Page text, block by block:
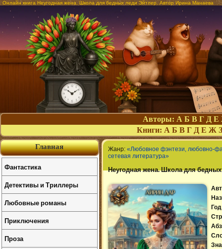
Онлайн книга Неугодная жена. Школа для бедных леди Эйтлер. Автор Ирина Манаева
Авторы: А Б В Г Д Е
Книги: А Б В Г Д Е Ж З
Жанр: «Любовное фэнтези, любовно-
сетевая литература»
Неугодная жена. Школа для
Главная
Фантастика
Детективы и Триллеры
Любовные романы
Приключения
Проза